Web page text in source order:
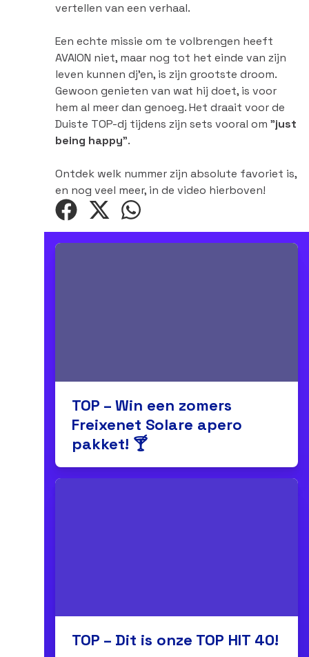
vertellen van een verhaal.
Een echte missie om te volbrengen heeft
AVAION niet, maar nog tot het einde van zijn
leven kunnen dj'en, is zijn grootste droom.
Gewoon genieten van wat hij doet, is voor
hem al meer dan genoeg. Het draait voor de
Duiste TOP-dj tijdens zijn sets vooral om "just
being happy".
Ontdek welk nummer zijn absolute favoriet is,
en nog veel meer, in de video hierboven!
TOP – Win een zomers
Freixenet Solare apero
pakket! 🍸
TOP – Dit is onze TOP HIT 40!